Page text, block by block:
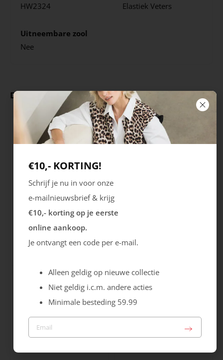
HW2324
Elastiek Veters
Uitneembare zool
Nee
Deze producten ga je leuk vinden
Hairy Laars
€10,- KORTING!
Schrijf je nu in voor onze
e-mailnieuwsbrief & krijg
€10,- korting op je eerste
online aankoop.
Je ontvangt een code per e-mail.
Alleen geldig op nieuwe collectie
Niet geldig i.c.m. andere acties
Minimale besteding 59.99